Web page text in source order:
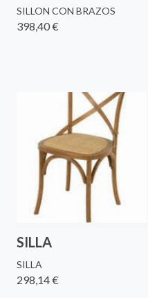
SILLON CON BRAZOS
398,40 €
SILLA
SILLA
298,14 €